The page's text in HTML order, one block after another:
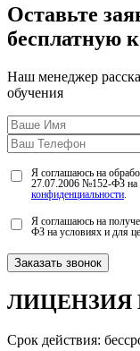
Оставьте
бесплатную
Наш менеджер
обучения
Я соглашаюсь на
27.07.2006 №152-ФЗ на
конфиденциальности.
Я соглашаюсь на
ФЗ на условиях и для
ЛИЦЕНЗИЯ
Срок действия: